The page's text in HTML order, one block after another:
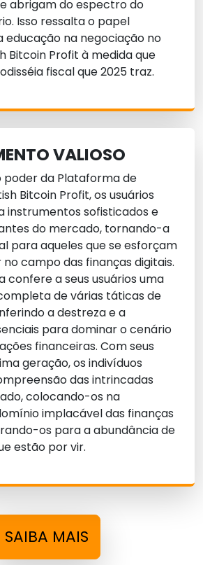
abrigam do espectro do
Isso ressalta o papel
educação na negociação no
Bitcoin Profit à medida que
fiscal que 2025 traz.
VALIOSO
poder da Plataforma de
Bitcoin Profit, os usuários
instrumentos sofisticados e
do mercado, tornando-a
para aqueles que se esforçam
campo das finanças digitais.
confere a seus usuários uma
de várias táticas de
a destreza e a
para dominar o cenário
financeiras. Com seus
geração, os indivíduos
das intrincadas
colocando-os na
implacável das finanças
os para a abundância de
estão por vir.
SAIBA MAIS